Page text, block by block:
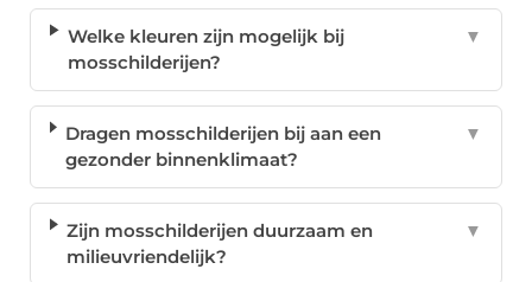
Welke kleuren zijn mogelijk bij
mosschilderijen?
▼
Dragen mosschilderijen bij aan een
gezonder binnenklimaat?
▼
Zijn mosschilderijen duurzaam en
milieuvriendelijk?
▼